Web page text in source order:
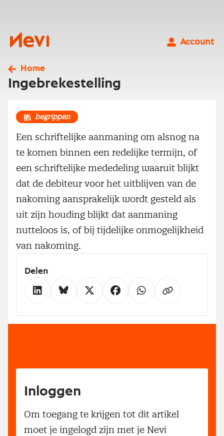
Nevi
Account
Home
Ingebrekestelling
begrippen
Een schriftelijke aanmaning om alsnog na
te komen binnen een redelijke termijn, of
een schriftelijke mededeling waaruit blijkt
dat de debiteur voor het uitblijven van de
nakoming aansprakelijk wordt gesteld als
uit zijn houding blijkt dat aanmaning
nutteloos is, of bij tijdelijke onmogelijkheid
van nakoming.
Delen
Inloggen
Om toegang te krijgen tot dit artikel
moet je ingelogd zijn met je Nevi